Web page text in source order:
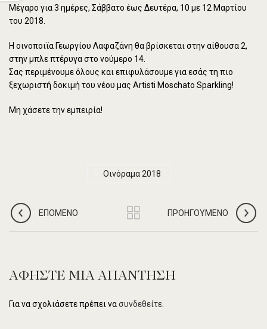
Μέγαρο για 3 ημέρες, Σάββατο έως Δευτέρα, 10 με 12 Μαρτίου
του 2018.
Η οινοποιϊα Γεωργίου Λαφαζάνη θα βρίσκεται στην αίθουσα 2,
στην μπλε πτέρυγα στο νούμερο 14.
Σας περιμένουμε όλους και επιφυλάσουμε για εσάς τη πιο
ξεχωριστή δοκιμή του νέου μας Artisti Moschato Sparkling!
Μη χάσετε την εμπειρία!
Οινόραμα 2018
ΕΠΌΜΕΝΟ ΠΡΟΗΓΟΎΜΕΝΟ
ΑΦΉΣΤΕ ΜΙΑ ΑΠΆΝΤΗΣΗ
Για να σχολιάσετε πρέπει νασυνδεθείτε